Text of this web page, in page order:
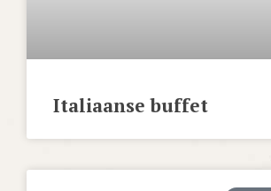
Italiaanse buffet